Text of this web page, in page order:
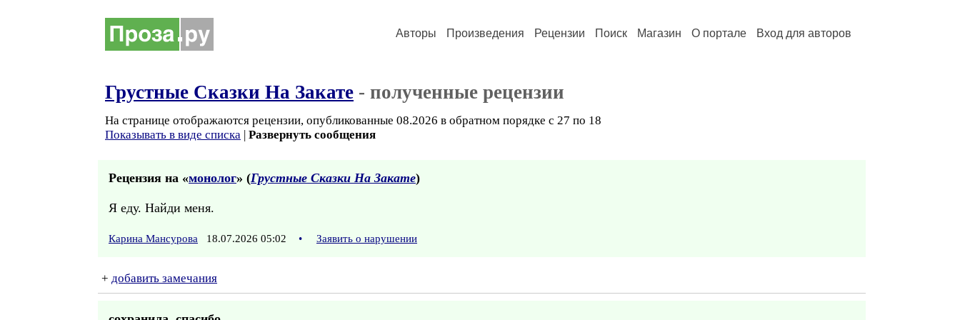
Авторы Произведения Рецензии Поиск Магазин О портале Вход для авторов
Грустные Сказки На Закате - полученные рецензии
На странице отображаются рецензии, опубликованные 08.2026 в обратном порядке с 27 по 18
Показывать в виде списка | Развернуть сообщения
Рецензия на «монолог» (Грустные Сказки На Закате)
Я еду. Найди меня.
Карина Мансурова 18.07.2026 05:02 • Заявить о нарушении
+ добавить замечания